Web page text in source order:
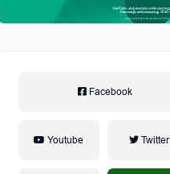
Facebook
Youtube Twitter